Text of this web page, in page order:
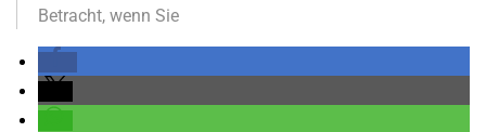
Betracht, wenn Sie